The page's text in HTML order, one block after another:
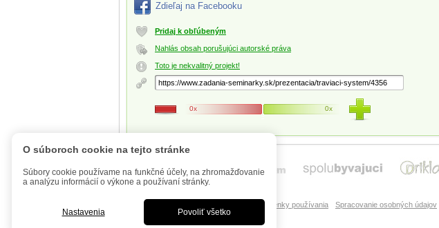
Zdieľaj na Facebooku
Pridaj k obľúbeným
Nahlás obsah porušujúci autorské práva
Toto je nekvalitný projekt!
0x 0x
Podmienky používania Spracovanie osobných údajov
O súboroch cookie na tejto stránke
Súbory cookie používame na funkčné účely, na zhromažďovanie
a analýzu informácií o výkone a používaní stránky.
Nastavenia Povoliť všetko